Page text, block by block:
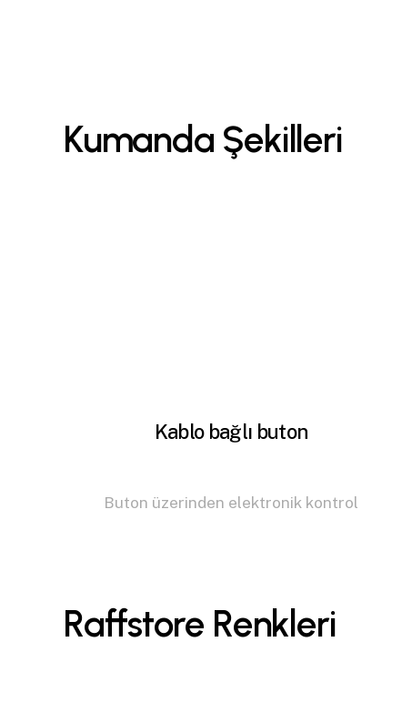
Kumanda Şekilleri
Kablo bağlı buton
Buton üzerinden elektronik kontrol
Raffstore Renkleri